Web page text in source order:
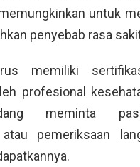
untuk
penyebab rasa
memiliki
profesional
meminta
atau pemeriksaan